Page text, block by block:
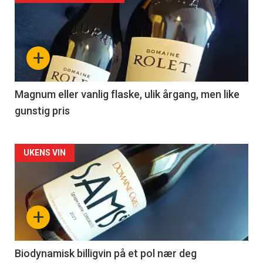
akkurat
nå
3
+
Magnum eller vanlig flaske, ulik årgang, men like
gunstig pris
Forsiden
akkurat
nå
4
+
UKENS VIN
Biodynamisk billigvin på et pol nær deg